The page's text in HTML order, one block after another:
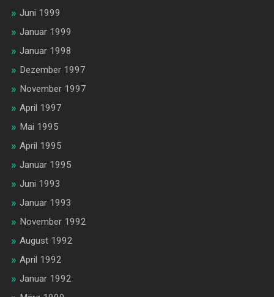
Juni 1999
Januar 1999
Januar 1998
Dezember 1997
November 1997
April 1997
Mai 1995
April 1995
Januar 1995
Juni 1993
Januar 1993
November 1992
August 1992
April 1992
Januar 1992